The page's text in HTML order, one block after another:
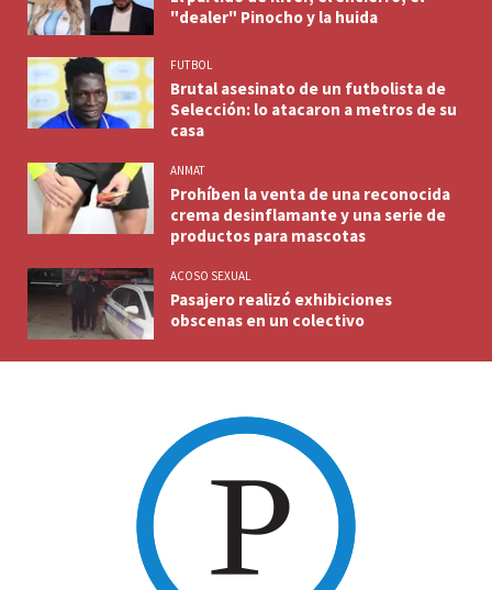
"dealer" Pinocho y la huida
FUTBOL
Brutal asesinato de un futbolista de
Selección: lo atacaron a metros de su
casa
ANMAT
Prohíben la venta de una reconocida
crema desinflamante y una serie de
productos para mascotas
ACOSO SEXUAL
Pasajero realizó exhibiciones
obscenas en un colectivo